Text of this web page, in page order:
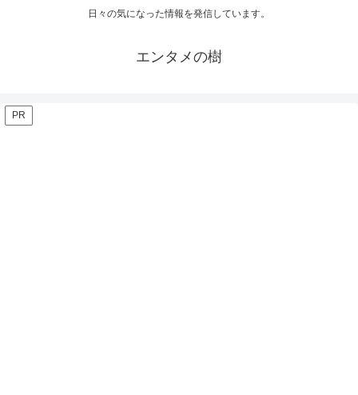
日々の気になった情報を発信しています。
エンタメの樹
PR